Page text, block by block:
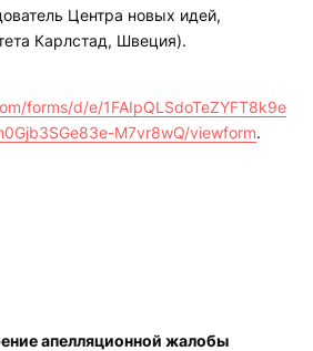
Центра новых идей,
Карлстад, Швеция).
forms/d/e/1FAIpQLSdoTeZYFT8k9e
M7vr8wQ/viewform.
апелляционной жалобы